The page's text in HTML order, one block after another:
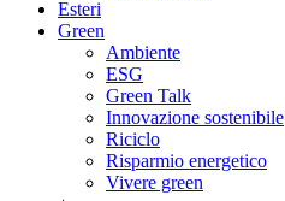
Esteri
Green
Ambiente
ESG
Green Talk
Innovazione sostenibile
Riciclo
Risparmio energetico
Vivere green